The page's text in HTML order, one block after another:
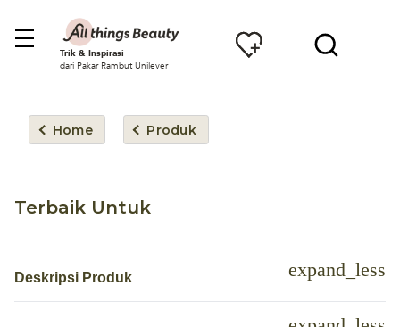
Trik & Inspirasi
dari Pakar Rambut Unilever
Home Produk
Terbaik Untuk
Deskripsi Produk